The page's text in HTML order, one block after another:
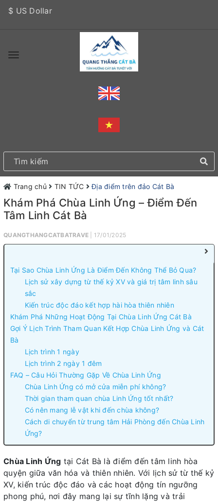
$ US Dollar
Trang chủ TIN TỨC Địa điểm trên đảo Cát Bà
Khám Phá Chùa Linh Ứng – Điểm Đến
Tâm Linh Cát Bà
QUANGTHANGCATBATRAVE | 17/01/2025
Tại Sao Chùa Linh Ứng Là Điểm Đến Không Thể Bỏ Qua?
Lịch sử xây dựng từ thế kỷ XV và giá trị tâm linh sâu
sắc
Kiến trúc độc đáo kết hợp hài hòa thiên nhiên
Khám Phá Những Hoạt Động Tại Chùa Linh Ứng Cát Bà
Gợi Ý Lịch Trình Tham Quan Kết Hợp Chùa Linh Ứng và Cát
Bà
Lịch trình 1 ngày
Lịch trình 2 ngày 1 đêm
FAQ – Câu Hỏi Thường Gặp Về Chùa Linh Ứng
Chùa Linh Ứng có mở cửa miễn phí không?
Thời gian tham quan chùa Linh Ứng tốt nhất?
Có nên mang lễ vật khi đến chùa không?
Cách di chuyển từ trung tâm Hải Phòng đến Chùa Linh
Ứng?
Chùa Linh Ứng tại Cát Bà là điểm đến tâm linh hòa
quyện giữa văn hóa và thiên nhiên. Với lịch sử từ thế kỷ
XV, kiến trúc độc đáo và các hoạt động tín ngưỡng
phong phú, nơi đây mang lại sự tĩnh lặng và trải